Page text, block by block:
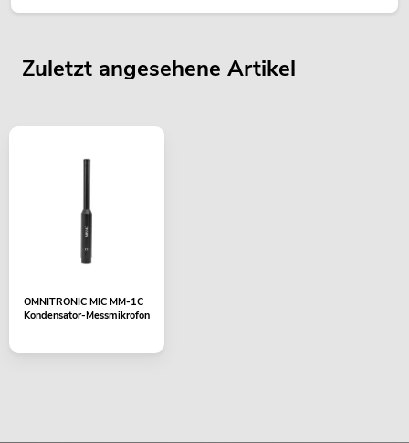
Zuletzt angesehene Artikel
OMNITRONIC MIC MM-1C
Kondensator-Messmikrofon